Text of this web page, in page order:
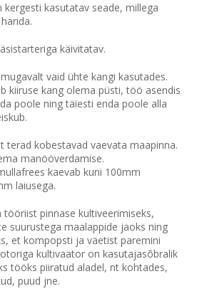
kasutatav seade, millega
käivitatav.
vaid ühte kangi kasutades.
kiiruse kang olema püsti, töö asendis
poole ning täiesti enda poole alla
terad kobestavad vaevata maapinna.
manööverdamise.
kaevab kuni 100mm
laiusega.
pinnase kultiveerimiseks,
suurustega maalappide jaoks ning
et kompopsti ja väetist paremini
kultivaator on kasutajasõbralik
tööks piiratud aladel, nt kohtades,
puud jne.